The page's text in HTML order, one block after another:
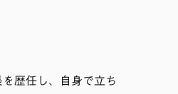
歴任し、自身で立ち